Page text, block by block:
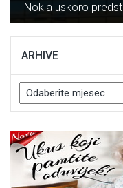
Nokia uskoro
ARHIVE
Arhive